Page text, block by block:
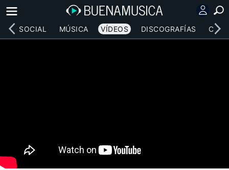
RED SOCIAL MÚSICA VÍDEOS DISCOGRAFÍAS